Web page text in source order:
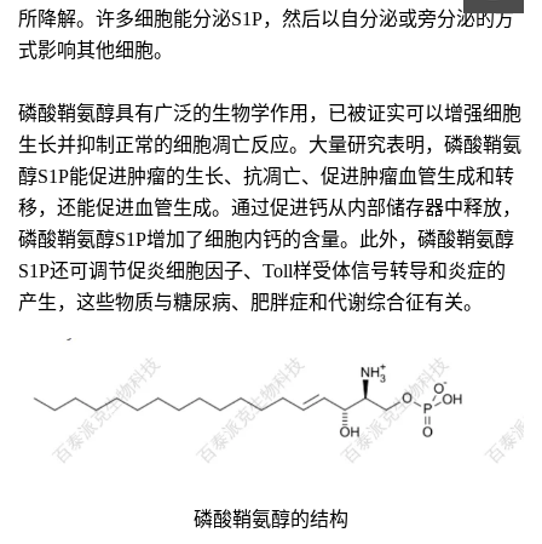
所降解。许多细胞能分泌S1P，然后以自分泌或旁分泌的方
式影响其他细胞。
磷酸鞘氨醇具有广泛的生物学作用，已被证实可以增强细胞
生长并抑制正常的细胞凋亡反应。大量研究表明，磷酸鞘氨
醇S1P能促进肿瘤的生长、抗凋亡、促进肿瘤血管生成和转
移，还能促进血管生成。通过促进钙从内部储存器中释放，
磷酸鞘氨醇S1P增加了细胞内钙的含量。此外，磷酸鞘氨醇
S1P还可调节促炎细胞因子、Toll样受体信号转导和炎症的
产生，这些物质与糖尿病、肥胖症和代谢综合征有关。
磷酸鞘氨醇的结构